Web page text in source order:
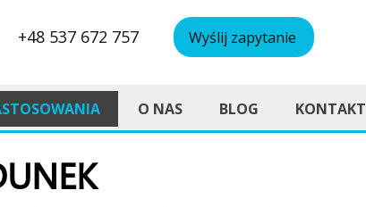
+48 537 672 757 Wyślij zapytanie
O NAS BLOG KONTAKT